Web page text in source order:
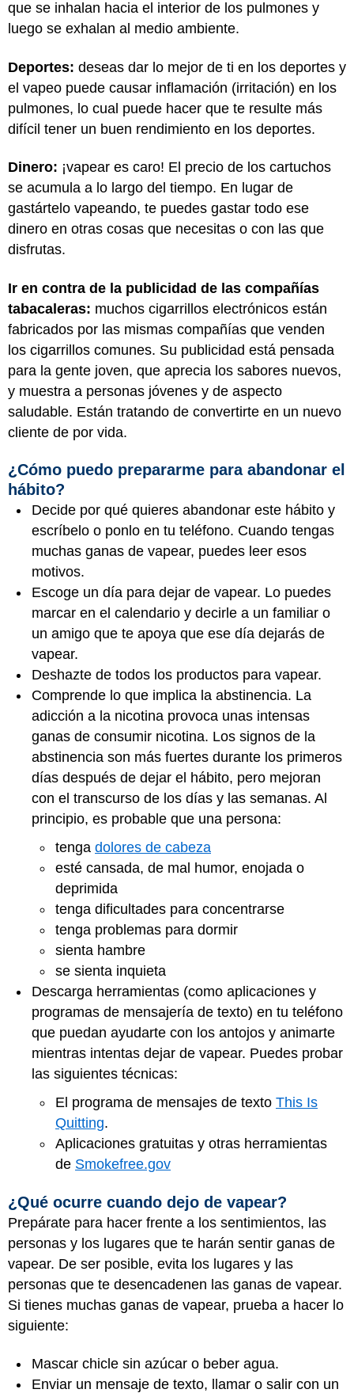
que se inhalan hacia el interior de los pulmones y
luego se exhalan al medio ambiente.
Deportes: deseas dar lo mejor de ti en los deportes y
el vapeo puede causar inflamación (irritación) en los
pulmones, lo cual puede hacer que te resulte más
difícil tener un buen rendimiento en los deportes.
Dinero: ¡vapear es caro! El precio de los cartuchos
se acumula a lo largo del tiempo. En lugar de
gastártelo vapeando, te puedes gastar todo ese
dinero en otras cosas que necesitas o con las que
disfrutas.
Ir en contra de la publicidad de las compañías
tabacaleras: muchos cigarrillos electrónicos están
fabricados por las mismas compañías que venden
los cigarrillos comunes. Su publicidad está pensada
para la gente joven, que aprecia los sabores nuevos,
y muestra a personas jóvenes y de aspecto
saludable. Están tratando de convertirte en un nuevo
cliente de por vida.
¿Cómo puedo prepararme para abandonar el
hábito?
Decide por qué quieres abandonar este hábito y
escríbelo o ponlo en tu teléfono. Cuando tengas
muchas ganas de vapear, puedes leer esos
motivos.
Escoge un día para dejar de vapear. Lo puedes
marcar en el calendario y decirle a un familiar o
un amigo que te apoya que ese día dejarás de
vapear.
Deshazte de todos los productos para vapear.
Comprende lo que implica la abstinencia. La
adicción a la nicotina provoca unas intensas
ganas de consumir nicotina. Los signos de la
abstinencia son más fuertes durante los primeros
días después de dejar el hábito, pero mejoran
con el transcurso de los días y las semanas. Al
principio, es probable que una persona:
tenga dolores de cabeza
esté cansada, de mal humor, enojada o
deprimida
tenga dificultades para concentrarse
tenga problemas para dormir
sienta hambre
se sienta inquieta
Descarga herramientas (como aplicaciones y
programas de mensajería de texto) en tu teléfono
que puedan ayudarte con los antojos y animarte
mientras intentas dejar de vapear. Puedes probar
las siguientes técnicas:
El programa de mensajes de texto This Is
Quitting.
Aplicaciones gratuitas y otras herramientas
de Smokefree.gov
¿Qué ocurre cuando dejo de vapear?
Prepárate para hacer frente a los sentimientos, las
personas y los lugares que te harán sentir ganas de
vapear. De ser posible, evita los lugares y las
personas que te desencadenen las ganas de vapear.
Si tienes muchas ganas de vapear, prueba a hacer lo
siguiente:
Mascar chicle sin azúcar o beber agua.
Enviar un mensaje de texto, llamar o salir con un